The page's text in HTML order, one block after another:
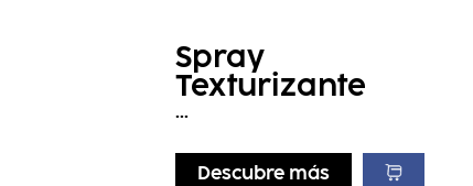
Spray
Texturizante
...
Descubre más